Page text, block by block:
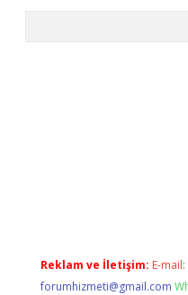
Reklam ve İletişim: E-mail:
forumhizmeti@gmail.com